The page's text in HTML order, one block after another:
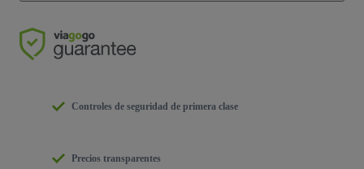
Controles de seguridad de primera clase
Precios transparentes